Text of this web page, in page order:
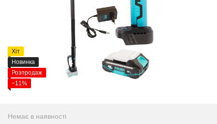
Хіт
Новинка
Розпродаж
−11%
Немає в наявності